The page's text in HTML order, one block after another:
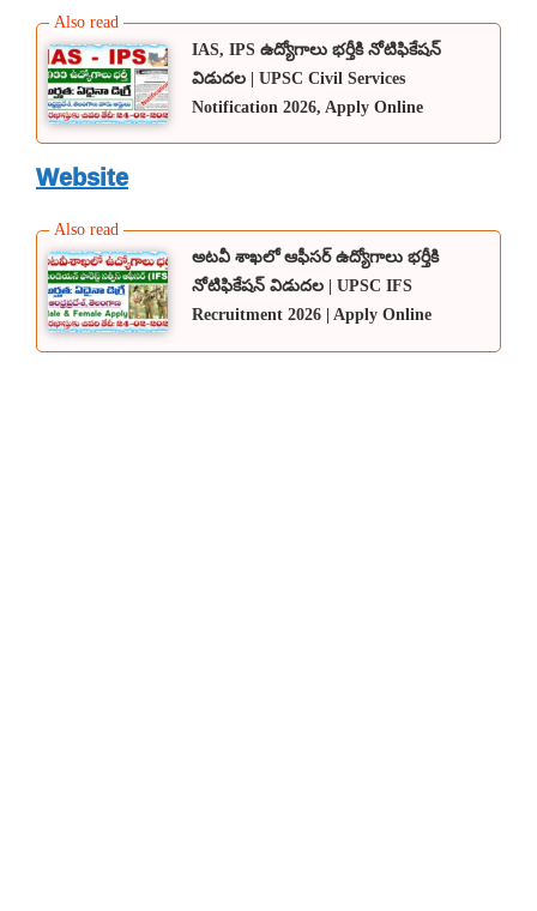
IAS, IPS ఉద్యోగాలు భర్తీకి నోటిఫికేషన్
విడుదల | UPSC Civil Services
Notification 2026, Apply Online
Website
అటవీ శాఖలో ఆఫీసర్ ఉద్యోగాలు భర్తీకి
నోటిఫికేషన్ విడుదల | UPSC IFS
Recruitment 2026 | Apply Online